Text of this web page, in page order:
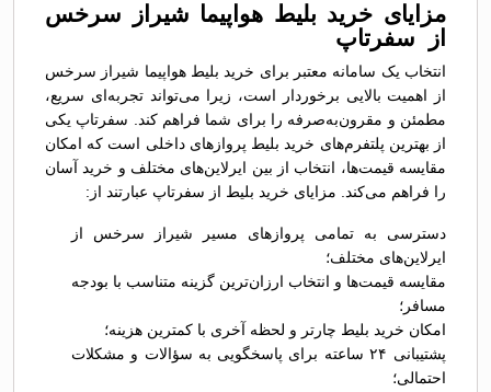
مزایای خرید بلیط هواپیما شیراز سرخس
از سفرتاپ
انتخاب یک سامانه معتبر برای خرید بلیط هواپیما شیراز سرخس
از اهمیت بالایی برخوردار است، زیرا می‌تواند تجربه‌ای سریع،
مطمئن و مقرون‌به‌صرفه را برای شما فراهم کند. سفرتاپ یکی
از بهترین پلتفرم‌های خرید بلیط پروازهای داخلی است که امکان
مقایسه قیمت‌ها، انتخاب از بین ایرلاین‌های مختلف و خرید آسان
را فراهم می‌کند. مزایای خرید بلیط از سفرتاپ عبارتند از:
دسترسی به تمامی پروازهای مسیر شیراز سرخس از
ایرلاین‌های مختلف؛
مقایسه قیمت‌ها و انتخاب ارزان‌ترین گزینه متناسب با بودجه
مسافر؛
امکان خرید بلیط چارتر و لحظه آخری با کمترین هزینه؛
پشتیبانی ۲۴ ساعته برای پاسخگویی به سؤالات و مشکلات
احتمالی؛